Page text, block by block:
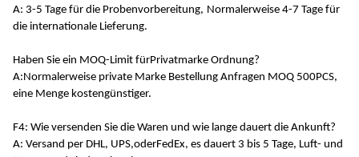
A: 3-5 Tage für die Probenvorbereitung, Normalerweise 4-7 Tage für
die internationale Lieferung.
Haben Sie ein MOQ-Limit fürPrivatmarke Ordnung?
A:Normalerweise private Marke Bestellung Anfragen MOQ 500PCS,
eine Menge kostengünstiger.
F4: Wie versenden Sie die Waren und wie lange dauert die Ankunft?
A: Versand per DHL, UPS,oderFedEx, es dauert 3 bis 5 Tage, Luft- und